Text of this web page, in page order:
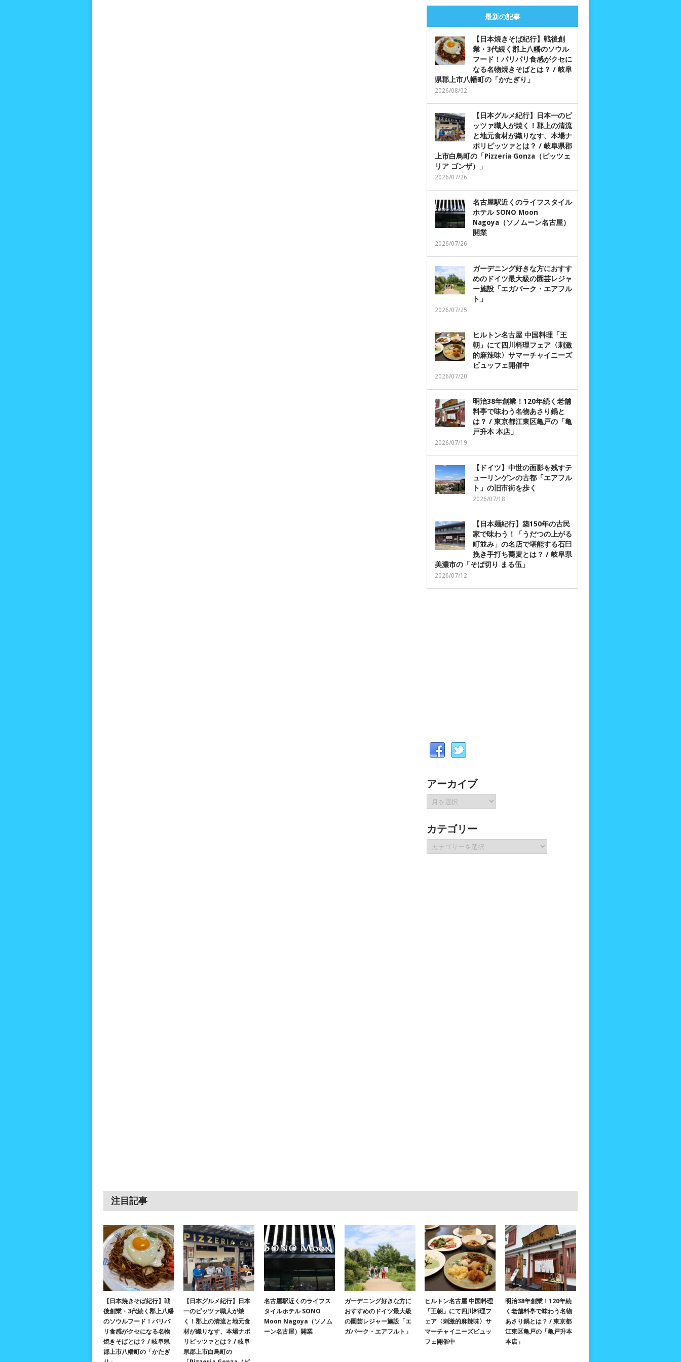
最新の記事
【日本焼きそば紀行】戦後創
業・3代続く郡上八幡のソウル
フード！パリパリ食感がクセに
なる名物焼きそばとは？ / 岐阜
県郡上市八幡町の「かたぎり」
2026/08/02
【日本グルメ紀行】日本一のピ
ッツァ職人が焼く！郡上の清流
と地元食材が織りなす、本場ナ
ポリピッツァとは？ / 岐阜県郡
上市白鳥町の「Pizzeria Gonza（ピッツェ
リア ゴンザ）」
2026/07/26
名古屋駅近くのライフスタイル
ホテル SONO Moon
Nagoya（ソノムーン名古屋）
開業
2026/07/26
ガーデニング好きな方におすす
めのドイツ最大級の園芸レジャ
ー施設「エガパーク・エアフル
ト」
2026/07/25
ヒルトン名古屋 中国料理「王
朝」にて四川料理フェア〈刺激
的麻辣味〉サマーチャイニーズ
ビュッフェ開催中
2026/07/20
明治38年創業！120年続く老舗
料亭で味わう名物あさり鍋と
は？ / 東京都江東区亀戸の「亀
戸升本 本店」
2026/07/19
【ドイツ】中世の面影を残すテ
ューリンゲンの古都「エアフル
ト」の旧市街を歩く
2026/07/18
【日本麺紀行】築150年の古民
家で味わう！「うだつの上がる
町並み」の名店で堪能する石臼
挽き手打ち蕎麦とは？ / 岐阜県
美濃市の「そば切り まる伍」
2026/07/12
アーカイブ
ア
ー
イ
ブ
カテゴリー
テ
注目記事
【日本焼きそば紀行】戦
後創業・3代続く郡上八幡
のソウルフード！パリパ
リ食感がクセになる名物
焼きそばとは？ / 岐阜県
郡上市八幡町の「かたぎ
【日本グルメ紀行】日本
一のピッツァ職人が焼
く！郡上の清流と地元食
材が織りなす、本場ナポ
リピッツァとは？ / 岐阜
県郡上市白鳥町の
名古屋駅近くのライフス
タイルホテル SONO
Moon Nagoya（ソノム
ーン名古屋）開業
ガーデニング好きな方に
おすすめのドイツ最大級
の園芸レジャー施設「エ
ガパーク・エアフルト」
ヒルトン名古屋 中国料理
「王朝」にて四川料理フ
ェア〈刺激的麻辣味〉サ
マーチャイニーズビュッ
フェ開催中
明治38年創業！120年続
く老舗料亭で味わう名物
あさり鍋とは？ / 東京都
江東区亀戸の「亀戸升本
本店」